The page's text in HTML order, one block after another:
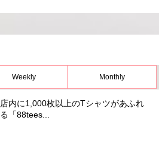
Weekly Monthly
店内に1,000枚以上のTシャツがあふれ
る「88tees...